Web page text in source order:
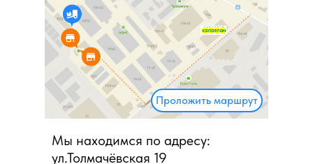
Мы находимся по адресу:
ул.Толмачёвская 19
Проложить маршрут